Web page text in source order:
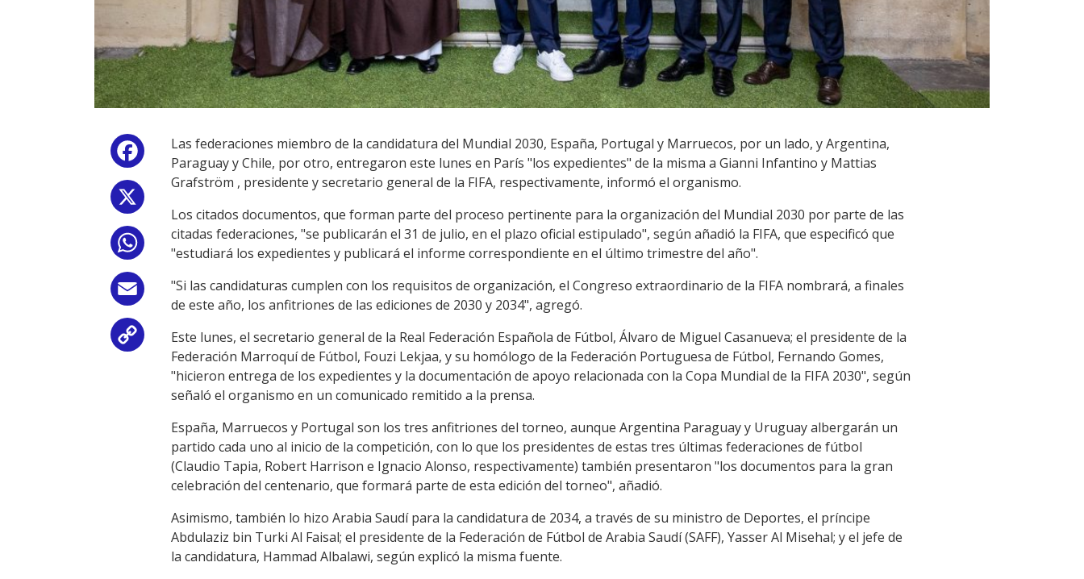
Facebook
WhatsApp
Email
Copy
Link
Las federaciones miembro de la candidatura del Mundial 2030, España, Portugal y Marruecos, por un lado, y Argentina,
Paraguay y Chile, por otro, entregaron este lunes en París "los expedientes" de la misma a Gianni Infantino y Mattias
Grafström , presidente y secretario general de la FIFA, respectivamente, informó el organismo.
Los citados documentos, que forman parte del proceso pertinente para la organización del Mundial 2030 por parte de las
citadas federaciones, "se publicarán el 31 de julio, en el plazo oficial estipulado", según añadió la FIFA, que especificó que
"estudiará los expedientes y publicará el informe correspondiente en el último trimestre del año".
"Si las candidaturas cumplen con los requisitos de organización, el Congreso extraordinario de la FIFA nombrará, a finales
de este año, los anfitriones de las ediciones de 2030 y 2034", agregó.
Este lunes, el secretario general de la Real Federación Española de Fútbol, Álvaro de Miguel Casanueva; el presidente de la
Federación Marroquí de Fútbol, Fouzi Lekjaa, y su homólogo de la Federación Portuguesa de Fútbol, Fernando Gomes,
"hicieron entrega de los expedientes y la documentación de apoyo relacionada con la Copa Mundial de la FIFA 2030", según
señaló el organismo en un comunicado remitido a la prensa.
España, Marruecos y Portugal son los tres anfitriones del torneo, aunque Argentina Paraguay y Uruguay albergarán un
partido cada uno al inicio de la competición, con lo que los presidentes de estas tres últimas federaciones de fútbol
(Claudio Tapia, Robert Harrison e Ignacio Alonso, respectivamente) también presentaron "los documentos para la gran
celebración del centenario, que formará parte de esta edición del torneo", añadió.
Asimismo, también lo hizo Arabia Saudí para la candidatura de 2034, a través de su ministro de Deportes, el príncipe
Abdulaziz bin Turki Al Faisal; el presidente de la Federación de Fútbol de Arabia Saudí (SAFF), Yasser Al Misehal; y el jefe de
la candidatura, Hammad Albalawi, según explicó la misma fuente.